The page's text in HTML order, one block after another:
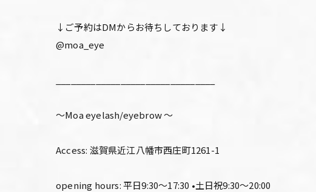
↓ご予約はDMからお待ちしております↓
@moa_eye
〜Moa eyelash/eyebrow 〜
Access: 滋賀県近江八幡市西庄町1261-1
opening hours: 平日9:30〜17:30 •土日祝9:30〜20:00